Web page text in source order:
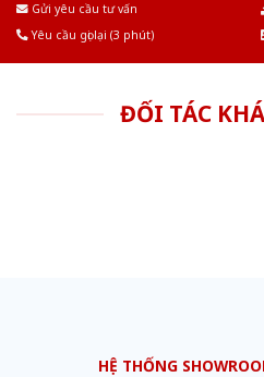
Gửi yêu cầu tư vấn
Yêu cầu gọi lại (3 phút)
ĐỐI TÁC
HỆ THỐNG